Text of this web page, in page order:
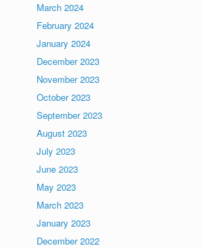
March 2024
February 2024
January 2024
December 2023
November 2023
October 2023
September 2023
August 2023
July 2023
June 2023
May 2023
March 2023
January 2023
December 2022